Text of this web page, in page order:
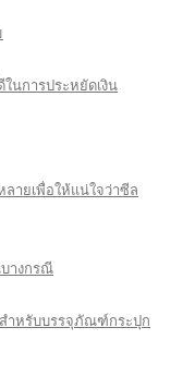
นการประหยัดเงิน
ายเพื่อให้แน่ใจว่าซีล
างกรณี
ำหรับบรรจุภัณฑ์กระปุก